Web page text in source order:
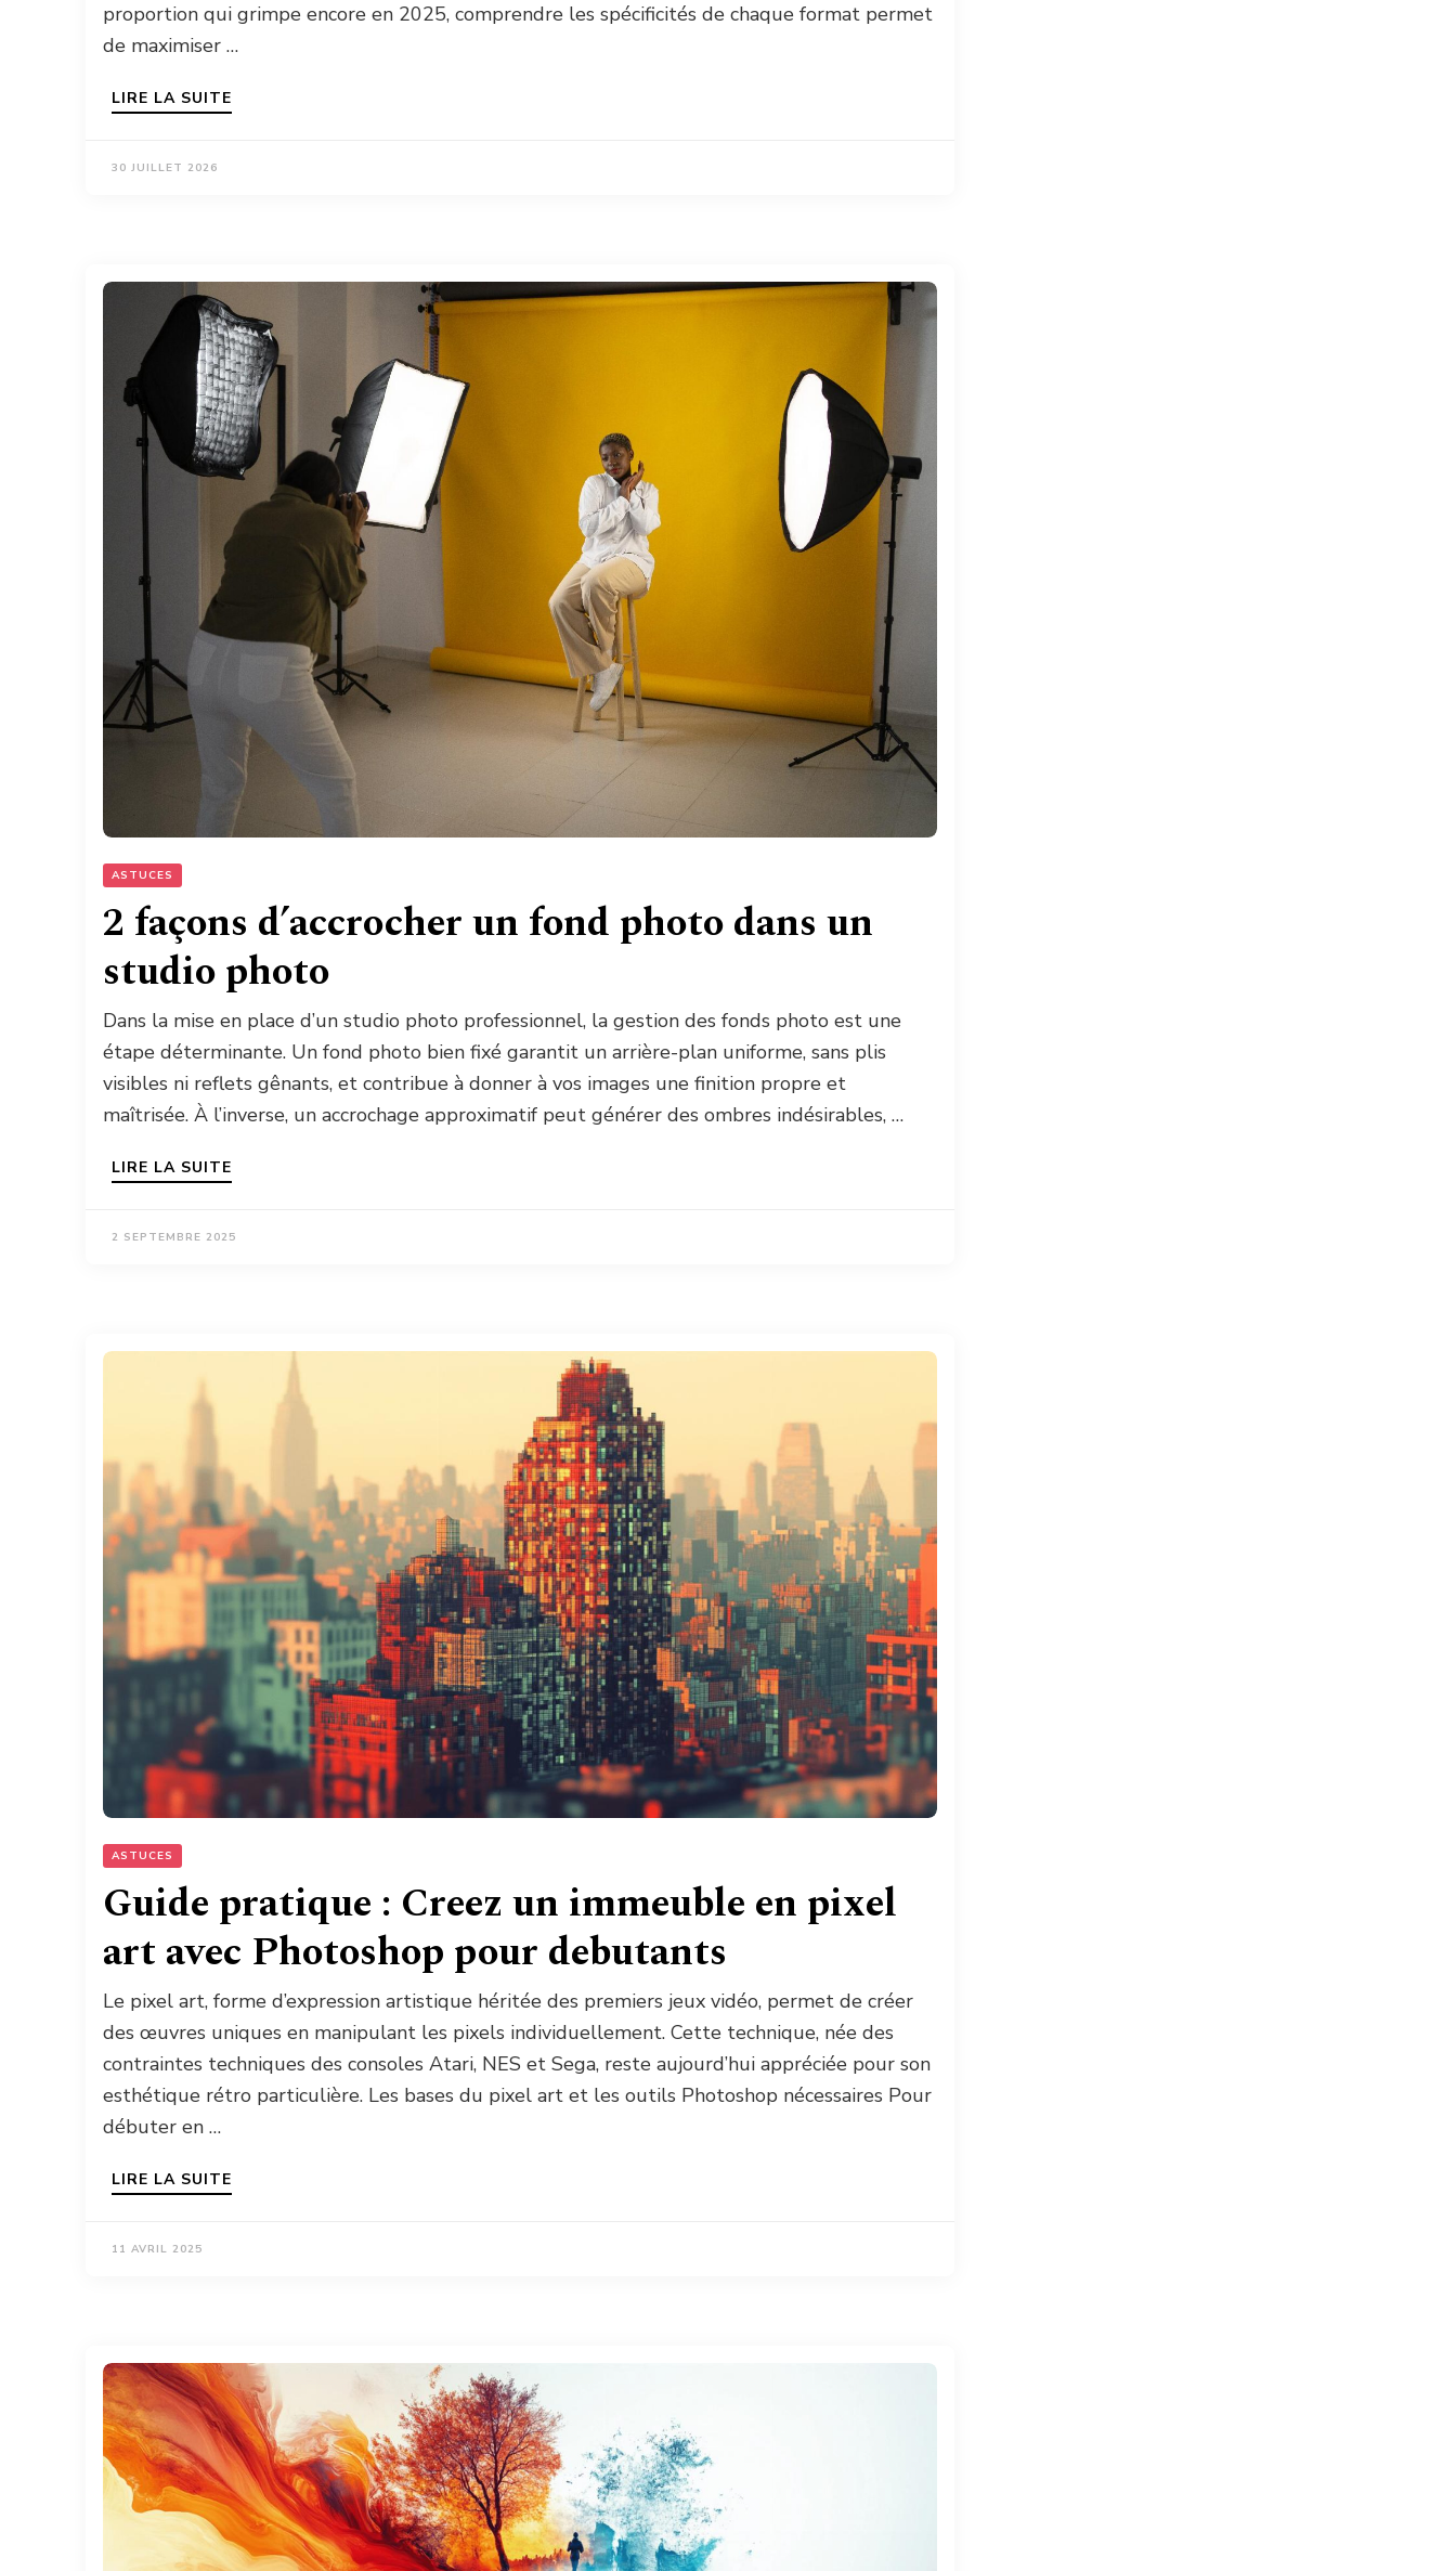
proportion qui grimpe encore en 2025, comprendre les spécificités de chaque format permet
de maximiser …
LIRE LA SUITE
30 JUILLET 2026
ASTUCES
2 façons d’accrocher un fond photo dans un
studio photo
Dans la mise en place d’un studio photo professionnel, la gestion des fonds photo est une
étape déterminante. Un fond photo bien fixé garantit un arrière-plan uniforme, sans plis
visibles ni reflets gênants, et contribue à donner à vos images une finition propre et
maîtrisée. À l’inverse, un accrochage approximatif peut générer des ombres indésirables, …
LIRE LA SUITE
2 SEPTEMBRE 2025
ASTUCES
Guide pratique : Creez un immeuble en pixel
art avec Photoshop pour debutants
Le pixel art, forme d’expression artistique héritée des premiers jeux vidéo, permet de créer
des œuvres uniques en manipulant les pixels individuellement. Cette technique, née des
contraintes techniques des consoles Atari, NES et Sega, reste aujourd’hui appréciée pour son
esthétique rétro particulière. Les bases du pixel art et les outils Photoshop nécessaires Pour
débuter en …
LIRE LA SUITE
11 AVRIL 2025